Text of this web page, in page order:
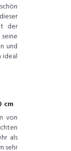
der
und
ideal
cm
von
als
sehr